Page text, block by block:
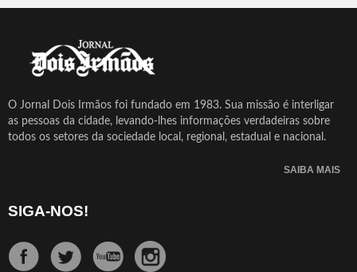
O Jornal Dois Irmãos foi fundado em 1983. Sua missão é interligar
as pessoas da cidade, levando-lhes informações verdadeiras sobre
todos os setores da sociedade local, regional, estadual e nacional.
SAIBA MAIS
SIGA-NOS!